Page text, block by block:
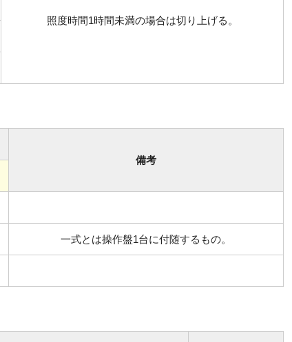
照度時間1時間未満の場合は切り上げる。
備考
一式とは操作盤1台に付随するもの。